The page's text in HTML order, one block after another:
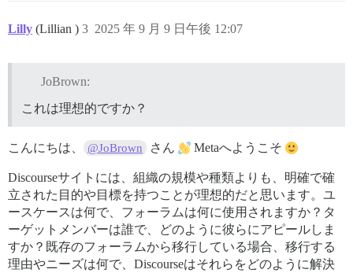
Lilly (Lillian ) 2025 年 9 月 9 日午後 12:07
3
JoBrown:
これは理想的ですか？
こんにちは、 @JoBrown さん Metaへようこそ
Discourseサイトには、組織の規模や種類よりも、明確で確
立された目的や目標を持つことが理想的だと思います。ユ
ースケースは何で、フォーラムは何に使用されますか？タ
ーゲットメンバーは誰で、どのように彼らにアピールしま
すか？既存のフォーラムから移行している場合、移行する
理由やニーズは何で、Discourseはそれらをどのように解決